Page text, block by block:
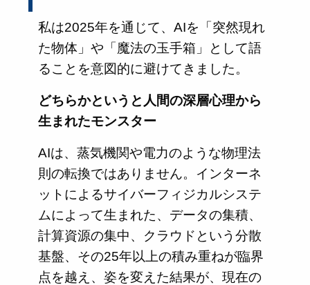
私は2025年を通じて、AIを「突然現れ
た物体」や「魔法の玉手箱」として語
ることを意図的に避けてきました。
どちらかというと人間の深層心理から
生まれたモンスター
AIは、蒸気機関や電力のような物理法
則の転換ではありません。インターネ
ットによるサイバーフィジカルシステ
ムによって生まれた、データの集積、
計算資源の集中、クラウドという分散
基盤、その25年以上の積み重ねが臨界
点を越え、姿を変えた結果が、現在の